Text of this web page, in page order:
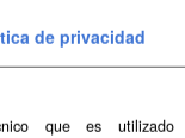
de privacidad
que es utilizado